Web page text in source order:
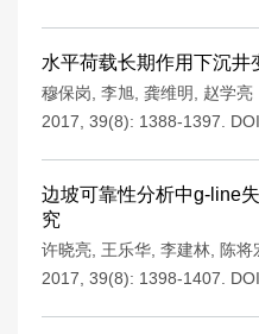
水平荷载长期作用下沉井
穆保岗 李旭 龚维明
赵学亮
2017, 39(8): 1388-1397.
边坡可靠性分析中g-line
究
许晓亮 王乐华 李建林 陈将
2017, 39(8): 1398-1407.